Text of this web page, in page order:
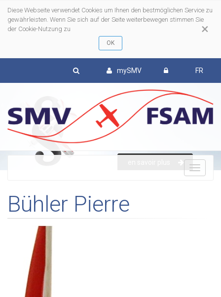
×
Diese Webseite verwendet Cookies um Ihnen den bestmöglichen Service zu
gewährleisten. Wenn Sie sich auf der Seite weiterbewegen stimmen Sie
der Cookie-Nutzung zu
mySMV FR
Bühler Pierre